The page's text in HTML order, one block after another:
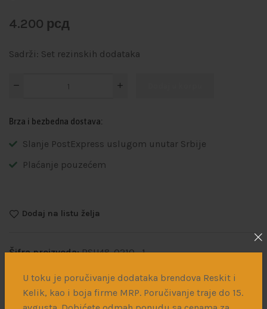
U toku je poručivanje dodataka brendova Reskit i
Kelik, kao i boja firme MRP. Poručivanje traje do 15.
4.200 рсд
Sadrži: Set rezinskih dodataka
Brza i bezbedna dostava:
Slanje PostExpress uslugom unutar Srbije
Plaćanje pouzećem
Dodaj na listu želja
Šifra proizvoda:RSU48-0210_1
Kategorije: Dodaci za doradu maketa,Rezinski dodaci